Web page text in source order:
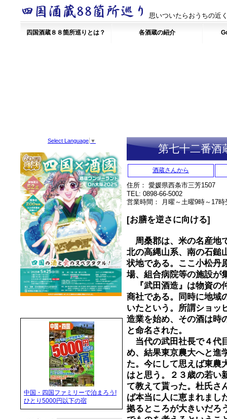
思いついたらおうちの近
四国酒蔵８８箇所巡りとは？ 各酒蔵の紹介
Select Language ▼
中国・四国ファミリーで泊まろう!
ひとり5000円以下の宿
第七十二番
酒蔵さんから
住所： 愛媛県西条市三芳1507
TEL: 0898-66-5002
営業時間： 月曜～土曜9時～17
[お膳を逆さに向ける]
周桑郡は、米の名産地
北の高縄山系、南の石鎚
状地である。ここ小松丹
場、組合病院等の施設が
『武田酒造』は物資の
商社である。同時に地域
いたという。所謂ショッ
造業を始め、その酒は時
と命名された。
当代の武田社長で４代
め、結果東京農大へと進
た。今にして思えば東農
はと思う。２３歳の若い
て教えて貰った。杜氏さ
ば本当に人に恵まれまし
拠るところが大きいだろ